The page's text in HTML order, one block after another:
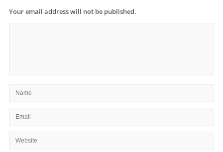
Your email address will not be published.